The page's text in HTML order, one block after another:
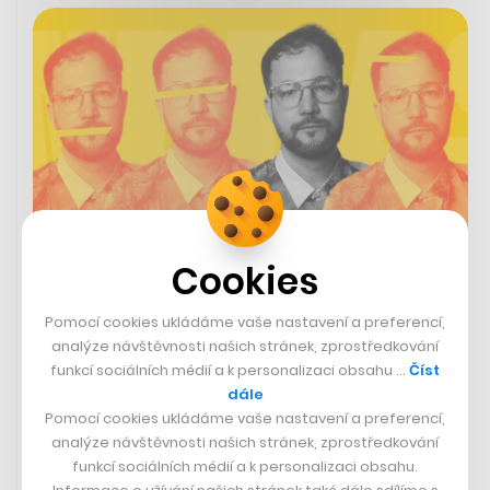
Dělá tetování, na která lidé z celého
světa čekají roky. Je ale i nadšeným
sběratelem košil
FILIP HOUSKA
Cookies
Pomocí cookies ukládáme vaše nastavení a preferencí,
analýze návštěvnosti našich stránek, zprostředkování
funkcí sociálních médií a k personalizaci obsahu … Číst
dále
Pomocí cookies ukládáme vaše nastavení a preferencí,
analýze návštěvnosti našich stránek, zprostředkování
funkcí sociálních médií a k personalizaci obsahu.